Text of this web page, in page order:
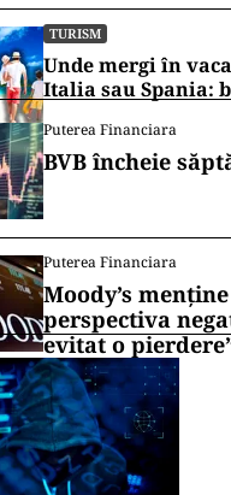
TURISM
Unde mergi în
Italia sau Spania:
Puterea Financiara
BVB încheie
Puterea Financiara
Moody’s
perspectiva
evitat o